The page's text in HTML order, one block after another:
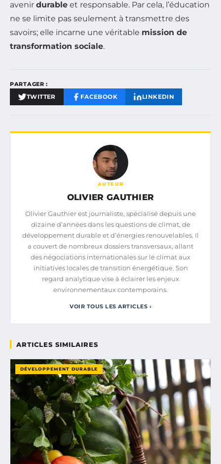
avenir durable et responsable. Par cela, l’éducation
ne se limite pas seulement à transmettre des
savoirs; elle incarne une véritable mission de
transformation sociale.
PARTAGER :
TWITTER FACEBOOK LINKEDIN
AUTEUR
OLIVIER GAUTHIER
Olivier Gauthier est journaliste, spécialisé depuis une
dizaine d’années dans les questions de climat, de
développement durable et d’énergies renouvelables. Il
a couvert de nombreux dossiers transversaux, allant
des négociations internationales sur le climat aux
initiatives locales de transition énergétique. Son
regard analytique vise à éclairer les enjeux
environnementaux contemporains.
VOIR TOUS LES ARTICLES ›
ARTICLES SIMILAIRES
DÉVELOPPEMENT DURABLE